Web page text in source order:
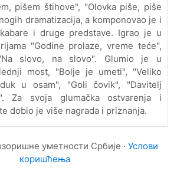
pišem štihove", "Olovka piše, piše
dramatizacija, a komponovao je i
i druge predstave. Igrao je u
"Godine prolaze, vreme teće",
"Na slovo, na slovo". Glumio je u
most, "Bolje je umeti", "Veliko
u osam", "Goli čovik", "Davitelj
Za svoja glumačka ostvarenja i
dobio je više nagrada i priznanja.
уметности Србије · Услови
коришћења